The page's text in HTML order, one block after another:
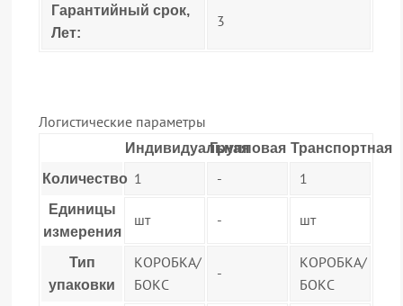
Гарантийный срок,
Лет:
3
Логистические параметры
ИндивидуальнаяГрупповая Транспортная
Количество 1 - 1
Единицы
измерения
шт - шт
Тип
упаковки
КОРОБКА/
БОКС
-
КОРОБКА/
БОКС